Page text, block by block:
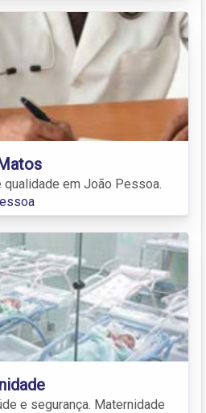
em João Pessoa.
e segurança. Maternidade